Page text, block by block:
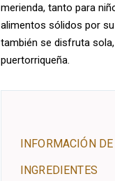
merienda, tanto para
alimentos sólidos por
también se disfruta
puertorriqueña.
INFORMACIÓN
INGREDIENTES